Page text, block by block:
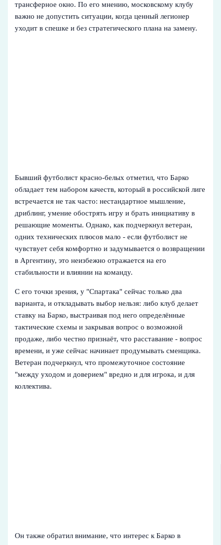
трансферное окно. По его мнению, московскому клубу
важно не допустить ситуации, когда ценный легионер
уходит в спешке и без стратегического плана на замену.
Бывший футболист красно-белых отметил, что Барко
обладает тем набором качеств, который в российской лиге
встречается не так часто: нестандартное мышление,
дриблинг, умение обострять игру и брать инициативу в
решающие моменты. Однако, как подчеркнул ветеран,
одних технических плюсов мало - если футболист не
чувствует себя комфортно и задумывается о возвращении
в Аргентину, это неизбежно отражается на его
стабильности и влиянии на команду.
С его точки зрения, у "Спартака" сейчас только два
варианта, и откладывать выбор нельзя: либо клуб делает
ставку на Барко, выстраивая под него определённые
тактические схемы и закрывая вопрос о возможной
продаже, либо честно признаёт, что расставание - вопрос
времени, и уже сейчас начинает продумывать сменщика.
Ветеран подчеркнул, что промежуточное состояние
"между уходом и доверием" вредно и для игрока, и для
коллектива.
Он также обратил внимание, что интерес к Барко в